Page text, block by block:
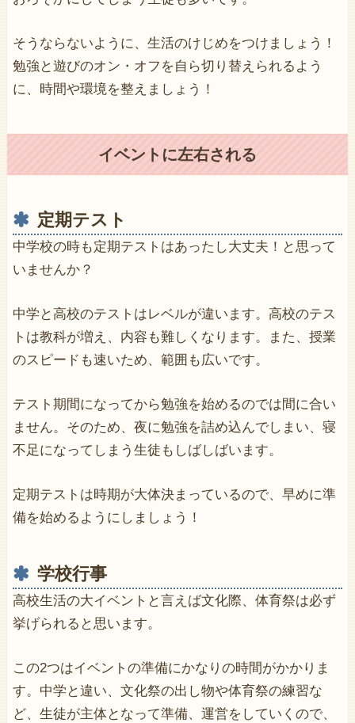
そうならないように、生活のけじめをつけましょう！
勉強と遊びのオン・オフを自ら切り替えられるよう
に、時間や環境を整えましょう！
イベントに左右される
定期テスト
中学校の時も定期テストはあったし大丈夫！と思って
いませんか？
中学と高校のテストはレベルが違います。高校のテス
トは教科が増え、内容も難しくなります。また、授業
のスピードも速いため、範囲も広いです。
テスト期間になってから勉強を始めるのでは間に合い
ません。そのため、夜に勉強を詰め込んでしまい、寝
不足になってしまう生徒もしばしばいます。
定期テストは時期が大体決まっているので、早めに準
備を始めるようにしましょう！
学校行事
高校生活の大イベントと言えば文化際、体育祭は必ず
挙げられると思います。
この2つはイベントの準備にかなりの時間がかかりま
す。中学と違い、文化祭の出し物や体育祭の練習な
ど、生徒が主体となって準備、運営をしていくので、